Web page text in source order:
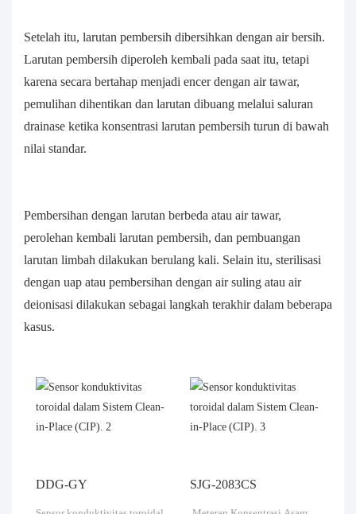
Setelah itu, larutan pembersih dibersihkan dengan air bersih.
Larutan pembersih diperoleh kembali pada saat itu, tetapi
karena secara bertahap menjadi encer dengan air tawar,
pemulihan dihentikan dan larutan dibuang melalui saluran
drainase ketika konsentrasi larutan pembersih turun di bawah
nilai standar.
Pembersihan dengan larutan berbeda atau air tawar,
perolehan kembali larutan pembersih, dan pembuangan
larutan limbah dilakukan berulang kali. Selain itu, sterilisasi
dengan uap atau pembersihan dengan air suling atau air
deionisasi dilakukan sebagai langkah terakhir dalam beberapa
kasus.
DDG-GY SJG-2083CS